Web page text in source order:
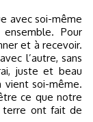
avec soi-même
Pour
et à recevoir.
l’autre, sans
juste et beau
vient soi-même.
ce que notre
terre ont fait de